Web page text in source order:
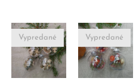
Vypredané Vypredané